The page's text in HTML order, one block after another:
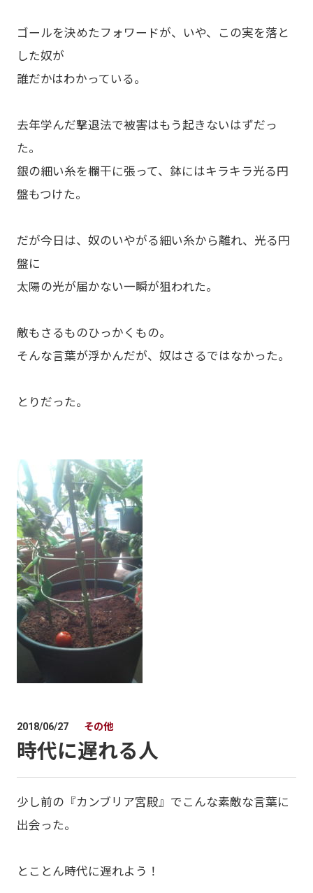
ゴールを決めたフォワードが、いや、この実を落と
した奴が
誰だかはわかっている。
去年学んだ撃退法で被害はもう起きないはずだっ
た。
銀の細い糸を欄干に張って、鉢にはキラキラ光る円
盤もつけた。
だが今日は、奴のいやがる細い糸から離れ、光る円
盤に
太陽の光が届かない一瞬が狙われた。
敵もさるものひっかくもの。
そんな言葉が浮かんだが、奴はさるではなかった。
とりだった。
2018/06/27 その他
時代に遅れる人
少し前の『カンブリア宮殿』でこんな素敵な言葉に
出会った。
とことん時代に遅れよう！